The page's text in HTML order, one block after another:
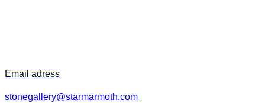
Email adress
stonegallery@starmarmoth.com